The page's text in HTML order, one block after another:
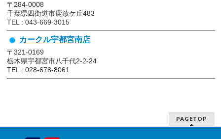
〒284-0008
千葉県四街道市鹿放ケ丘483
TEL : 043-669-3015
カークル宇都宮南店
〒321-0169
栃木県宇都宮市八千代2-2-24
TEL : 028-678-8061
PAGETOP